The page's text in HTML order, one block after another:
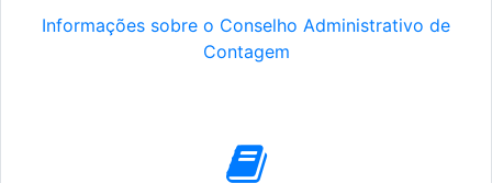
Informações sobre o Conselho Administrativo de
Contagem